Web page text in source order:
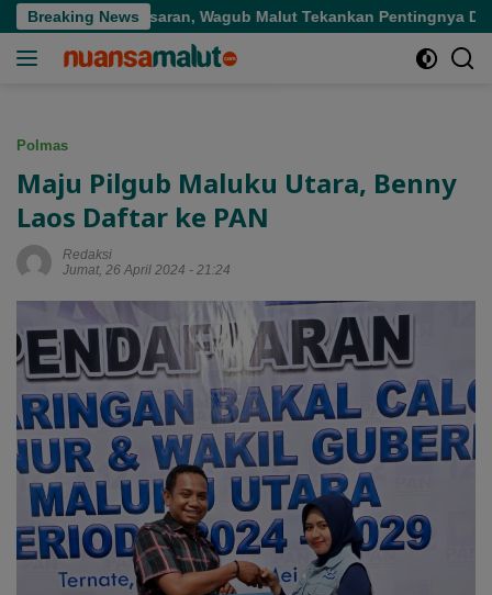
Langsung
ke
Breaking News
Tepat Sasaran, Wagub Malut Tekankan Pentingnya Digitalisasi
Polmas
Maju Pilgub Maluku Utara, Benny
Laos Daftar ke PAN
Redaksi
Jumat, 26 April 2024 - 21:24